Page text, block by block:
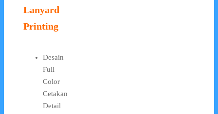
Lanyard
Printing
Desain
Full
Color
Cetakan
Detail